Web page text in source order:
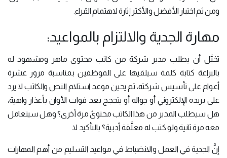
ومن ثم اختيار الأفضل والأكثر إثارة لاهتمام القراء.
مهارة الجدية والالتزام بالمواعيد:
تخيَّل أن يطلب مدير شركة من كاتب محتوى ماهر ومشهود له
بالبراعة كتابة كلمة سيلقيها على الموظفين بمناسبة مرور عشرة
أعوام على تأسيس شركته، ثم يحين موعد استلام النص والكاتب لا يرد
على بريده الإلكتروني أو جواله أو يتحجج بعد فوات الأوان بأعذار واهية،
هل سيطلب المدير من هذا الكاتب محتوىً مرة أخرى؟ وهل سيتعامل
معه مرة ثانية ولو كتب له معلَّقة أدبية؟ بالتأكيد لا.
إنَّ الجدية في العمل والانضباط في مواعيد التسليم من أهم المهارات